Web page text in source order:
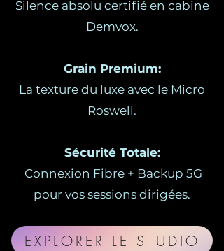
Silence absolu certifié en cabine
Demvox.
Grain Premium:
La texture du luxe avec le Micro
Roswell.
Sécurité Totale:
Connexion Fibre + Backup 5G
pour vos sessions dirigées.
EXPLORER LE STUDIO